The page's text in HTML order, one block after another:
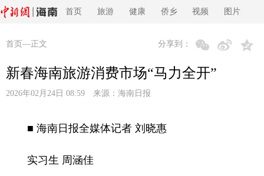
首页 旅游 健康 侨乡 视频 图片
首页 —正文 分享到：
新春海南旅游消费市场“马力全开”
2026年02月24日 08:59 来源： 海南日报
■ 海南日报全媒体记者 刘晓惠
实习生 周涵佳